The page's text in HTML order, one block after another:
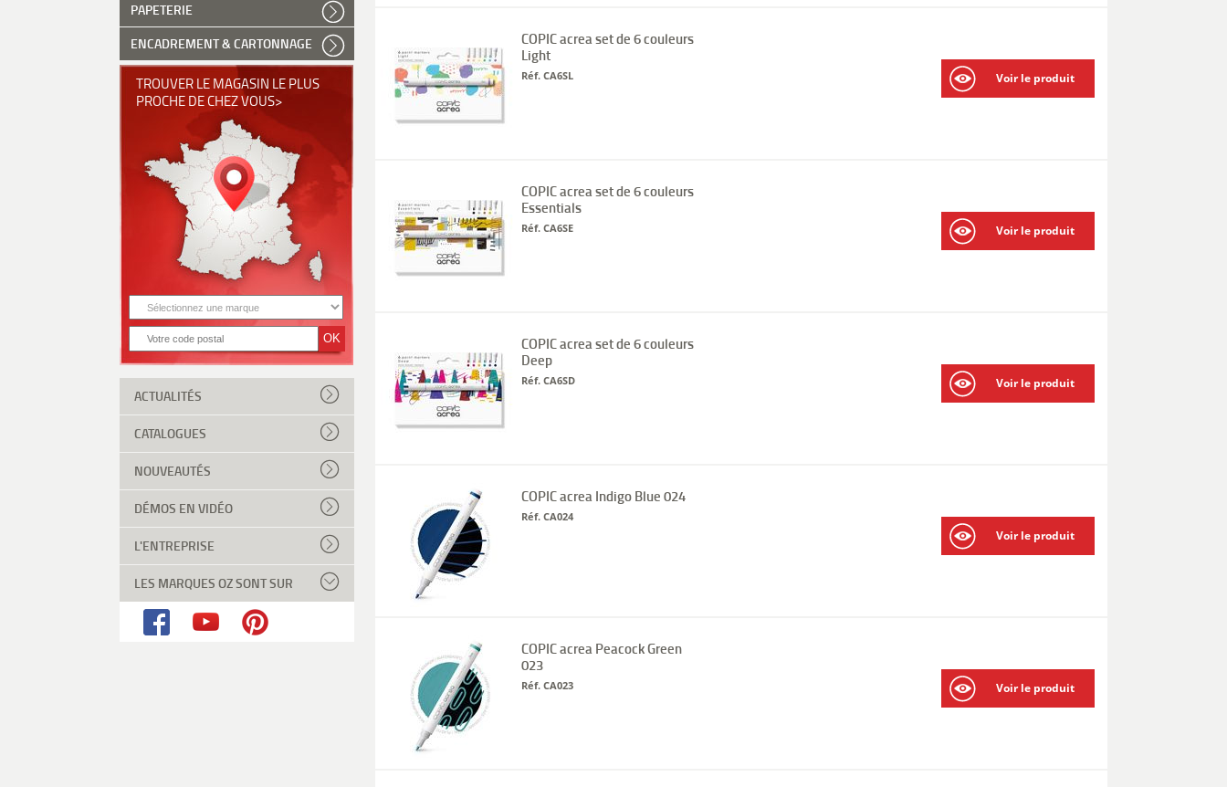
PAPETERIE
ENCADREMENT & CARTONNAGE
TROUVER LE MAGASIN LE PLUS
PROCHE DE CHEZ VOUS>
ACTUALITÉS
CATALOGUES
NOUVEAUTÉS
DÉMOS EN VIDÉO
L'ENTREPRISE
LES MARQUES OZ SONT SUR
COPIC acrea set de 6 couleurs
Light
Réf. CA6SL Voir le produit
COPIC acrea set de 6 couleurs
Essentials
Réf. CA6SE Voir le produit
COPIC acrea set de 6 couleurs
Deep
Réf. CA6SD Voir le produit
COPIC acrea Indigo Blue 024
Réf. CA024
Voir le produit
COPIC acrea Peacock Green
023
Réf. CA023 Voir le produit